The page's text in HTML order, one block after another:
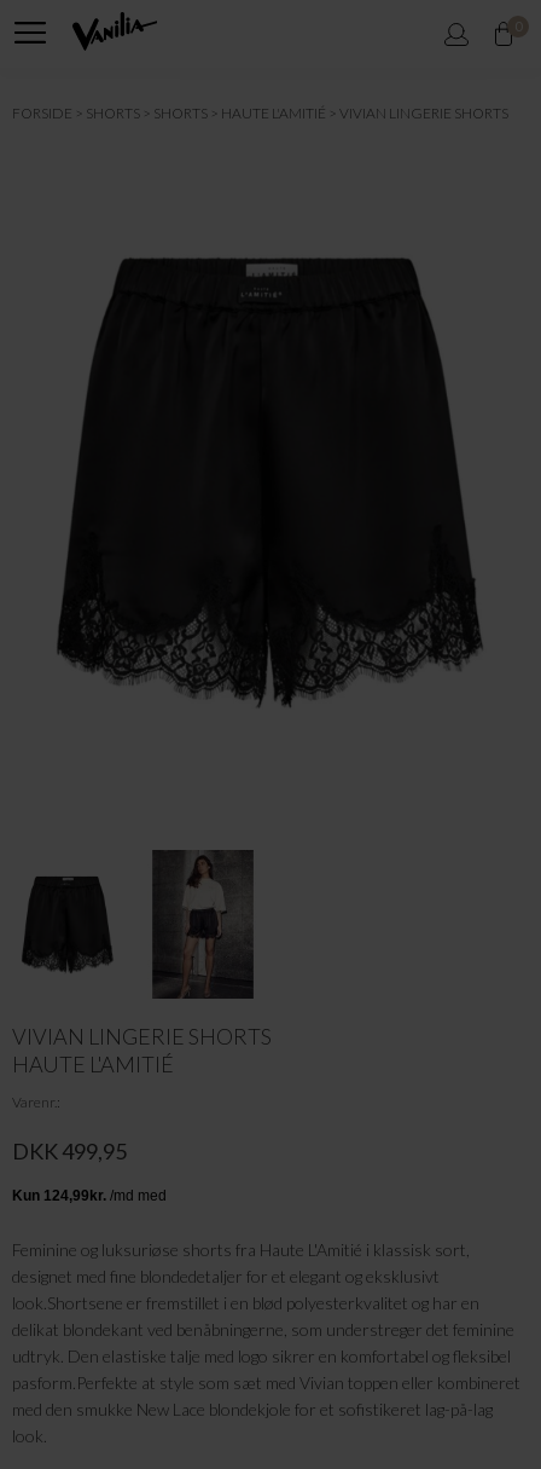
0
FORSIDE SHORTS SHORTS HAUTE L'AMITIÉ VIVIAN LINGERIE SHORTS
VIVIAN LINGERIE SHORTS
HAUTE L'AMITIÉ
Varenr.
DKK 499,95
Feminine og luksuriøse shorts fra Haute L'Amitié i klassisk sort,
designet med fine blondedetaljer for et elegant og eksklusivt
look.Shortsene er fremstillet i en blød polyesterkvalitet og har en
delikat blondekant ved benåbningerne, som understreger det feminine
udtryk. Den elastiske talje med logo sikrer en komfortabel og fleksibel
pasform.Perfekte at style som sæt med Vivian toppen eller kombineret
med den smukke New Lace blondekjole for et sofistikeret lag-på-lag
look.